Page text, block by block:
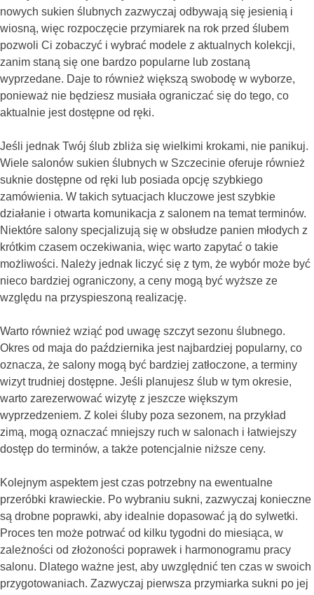
nowych sukien ślubnych zazwyczaj odbywają się jesienią i
wiosną, więc rozpoczęcie przymiarek na rok przed ślubem
pozwoli Ci zobaczyć i wybrać modele z aktualnych kolekcji,
zanim staną się one bardzo popularne lub zostaną
wyprzedane. Daje to również większą swobodę w wyborze,
ponieważ nie będziesz musiała ograniczać się do tego, co
aktualnie jest dostępne od ręki.
Jeśli jednak Twój ślub zbliża się wielkimi krokami, nie panikuj.
Wiele salonów sukien ślubnych w Szczecinie oferuje również
suknie dostępne od ręki lub posiada opcję szybkiego
zamówienia. W takich sytuacjach kluczowe jest szybkie
działanie i otwarta komunikacja z salonem na temat terminów.
Niektóre salony specjalizują się w obsłudze panien młodych z
krótkim czasem oczekiwania, więc warto zapytać o takie
możliwości. Należy jednak liczyć się z tym, że wybór może być
nieco bardziej ograniczony, a ceny mogą być wyższe ze
względu na przyspieszoną realizację.
Warto również wziąć pod uwagę szczyt sezonu ślubnego.
Okres od maja do października jest najbardziej popularny, co
oznacza, że salony mogą być bardziej zatłoczone, a terminy
wizyt trudniej dostępne. Jeśli planujesz ślub w tym okresie,
warto zarezerwować wizytę z jeszcze większym
wyprzedzeniem. Z kolei śluby poza sezonem, na przykład
zimą, mogą oznaczać mniejszy ruch w salonach i łatwiejszy
dostęp do terminów, a także potencjalnie niższe ceny.
Kolejnym aspektem jest czas potrzebny na ewentualne
przeróbki krawieckie. Po wybraniu sukni, zazwyczaj konieczne
są drobne poprawki, aby idealnie dopasować ją do sylwetki.
Proces ten może potrwać od kilku tygodni do miesiąca, w
zależności od złożoności poprawek i harmonogramu pracy
salonu. Dlatego ważne jest, aby uwzględnić ten czas w swoich
przygotowaniach. Zazwyczaj pierwsza przymiarka sukni po jej